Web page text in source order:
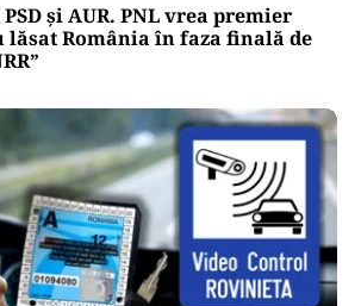
și AUR. PNL vrea premier
lăsat România în faza finală de